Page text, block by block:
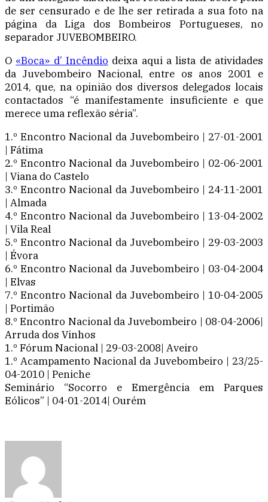
de ser censurado e de lhe ser retirada a sua foto na
página da Liga dos Bombeiros Portugueses, no
separador JUVEBOMBEIRO.
O «Boca» d’ Incêndio deixa aqui a lista de atividades
da Juvebombeiro Nacional, entre os anos 2001 e
2014, que, na opinião dos diversos delegados locais
contactados “é manifestamente insuficiente e que
merece uma reflexão séria”.
1.º Encontro Nacional da Juvebombeiro | 27-01-2001
| Fátima
2.º Encontro Nacional da Juvebombeiro | 02-06-2001
| Viana do Castelo
3.º Encontro Nacional da Juvebombeiro | 24-11-2001
| Almada
4.º Encontro Nacional da Juvebombeiro | 13-04-2002
| Vila Real
5.º Encontro Nacional da Juvebombeiro | 29-03-2003
| Évora
6.º Encontro Nacional da Juvebombeiro | 03-04-2004
| Elvas
7.º Encontro Nacional da Juvebombeiro | 10-04-2005
| Portimão
8.º Encontro Nacional da Juvebombeiro | 08-04-2006|
Arruda dos Vinhos
1.º Fórum Nacional | 29-03-2008| Aveiro
1.º Acampamento Nacional da Juvebombeiro | 23/25-
04-2010 | Peniche
Seminário “Socorro e Emergência em Parques
Eólicos” | 04-01-2014| Ourém